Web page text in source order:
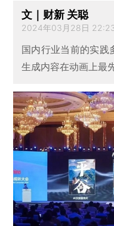
文｜财新 关聪
2024年03月28日
国内行业当前的实践
生成内容在动画上最